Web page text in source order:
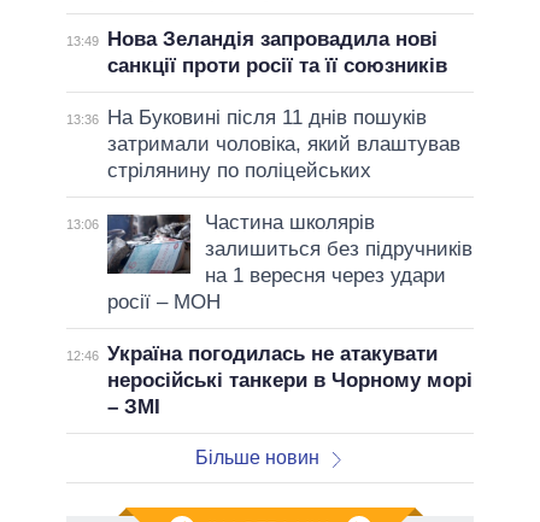
13:49
Нова Зеландія запровадила нові
санкції проти росії та її союзників
13:36
На Буковині після 11 днів пошуків
затримали чоловіка, який влаштував
стрілянину по поліцейських
13:06
Частина школярів
залишиться без підручників
на 1 вересня через удари
росії – МОН
12:46 Україна погодилась не атакувати
неросійські танкери в Чорному морі
– ЗМІ
Більше новин